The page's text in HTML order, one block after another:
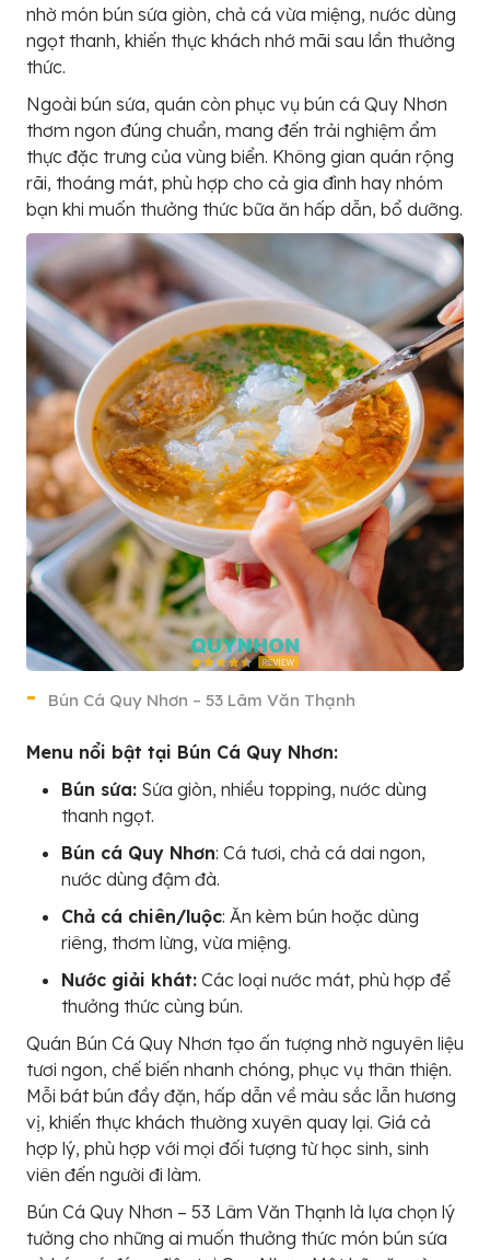
nhờ món bún sứa giòn, chả cá vừa miệng, nước dùng
ngọt thanh, khiến thực khách nhớ mãi sau lần thưởng
thức.
Ngoài bún sứa, quán còn phục vụ bún cá Quy Nhơn
thơm ngon đúng chuẩn, mang đến trải nghiệm ẩm
thực đặc trưng của vùng biển. Không gian quán rộng
rãi, thoáng mát, phù hợp cho cả gia đình hay nhóm
bạn khi muốn thưởng thức bữa ăn hấp dẫn, bổ dưỡng.
Bún Cá Quy Nhơn – 53 Lâm Văn Thạnh
Menu nổi bật tại Bún Cá Quy Nhơn:
Bún sứa: Sứa giòn, nhiều topping, nước dùng
thanh ngọt.
Bún cá Quy Nhơn: Cá tươi, chả cá dai ngon,
nước dùng đậm đà.
Chả cá chiên/luộc: Ăn kèm bún hoặc dùng
riêng, thơm lừng, vừa miệng.
Nước giải khát: Các loại nước mát, phù hợp để
thưởng thức cùng bún.
Quán Bún Cá Quy Nhơn tạo ấn tượng nhờ nguyên liệu
tươi ngon, chế biến nhanh chóng, phục vụ thân thiện.
Mỗi bát bún đầy đặn, hấp dẫn về màu sắc lẫn hương
vị, khiến thực khách thường xuyên quay lại. Giá cả
hợp lý, phù hợp với mọi đối tượng từ học sinh, sinh
viên đến người đi làm.
Bún Cá Quy Nhơn – 53 Lâm Văn Thạnh là lựa chọn lý
tưởng cho những ai muốn thưởng thức món bún sứa